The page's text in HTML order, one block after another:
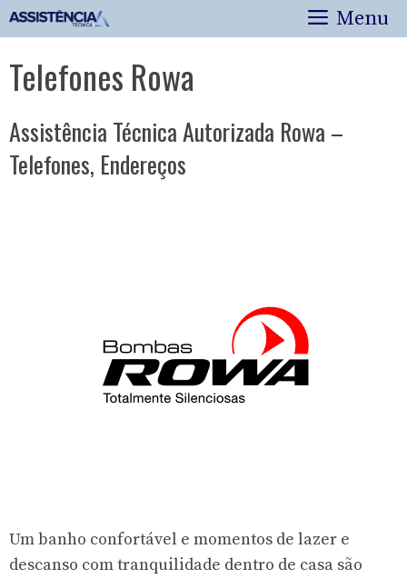
Pular
para
conteúdo
Menu
Telefones Rowa
Assistência Técnica Autorizada Rowa –
Telefones, Endereços
Um banho confortável e momentos de lazer e
descanso com tranquilidade dentro de casa são